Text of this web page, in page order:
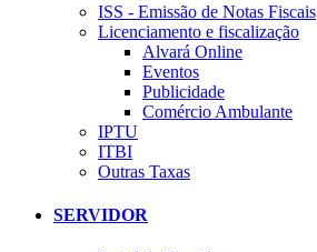
ISS - Emissão de Notas Fiscais
Licenciamento e fiscalização
Alvará Online
Eventos
Publicidade
Comércio Ambulante
IPTU
ITBI
Outras Taxas
SERVIDOR